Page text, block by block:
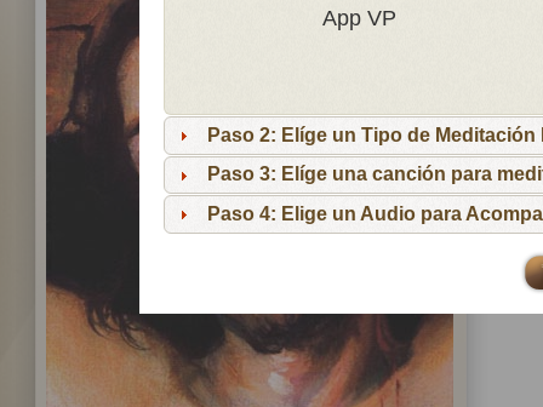
App VP
Paso 2: Elíge un Tipo de Meditación
Paso 3: Elíge una canción para
Paso 4: Elige un Audio para